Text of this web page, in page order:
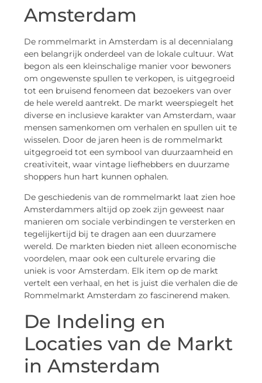
Amsterdam
De rommelmarkt in Amsterdam is al decennialang
een belangrijk onderdeel van de lokale cultuur. Wat
begon als een kleinschalige manier voor bewoners
om ongewenste spullen te verkopen, is uitgegroeid
tot een bruisend fenomeen dat bezoekers van over
de hele wereld aantrekt. De markt weerspiegelt het
diverse en inclusieve karakter van Amsterdam, waar
mensen samenkomen om verhalen en spullen uit te
wisselen. Door de jaren heen is de rommelmarkt
uitgegroeid tot een symbool van duurzaamheid en
creativiteit, waar vintage liefhebbers en duurzame
shoppers hun hart kunnen ophalen.
De geschiedenis van de rommelmarkt laat zien hoe
Amsterdammers altijd op zoek zijn geweest naar
manieren om sociale verbindingen te versterken en
tegelijkertijd bij te dragen aan een duurzamere
wereld. De markten bieden niet alleen economische
voordelen, maar ook een culturele ervaring die
uniek is voor Amsterdam. Elk item op de markt
vertelt een verhaal, en het is juist die verhalen die de
Rommelmarkt Amsterdam zo fascinerend maken.
De Indeling en
Locaties van de Markt
in Amsterdam